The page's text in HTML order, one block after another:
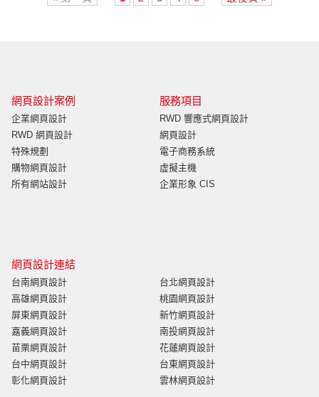
網頁設計案例
企業網頁設計
RWD 網頁設計
特殊規劃
購物網頁設計
所有網站設計
服務項目
RWD 響應式網頁設計
網頁設計
電子商務系統
虛擬主機
企業形象 CIS
網頁設計連結
台南網頁設計
高雄網頁設計
屏東網頁設計
嘉義網頁設計
苗栗網頁設計
台中網頁設計
彰化網頁設計
台北網頁設計
桃園網頁設計
新竹網頁設計
南投網頁設計
花蓮網頁設計
台東網頁設計
雲林網頁設計